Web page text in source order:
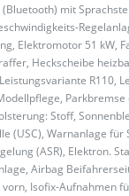
mit
Elektromotor 51 kW,
Heckscheibe
R110,
Stoff,
Warnanlage
(ASR), Elektron.
Airbag
Isofix-Aufnahmen